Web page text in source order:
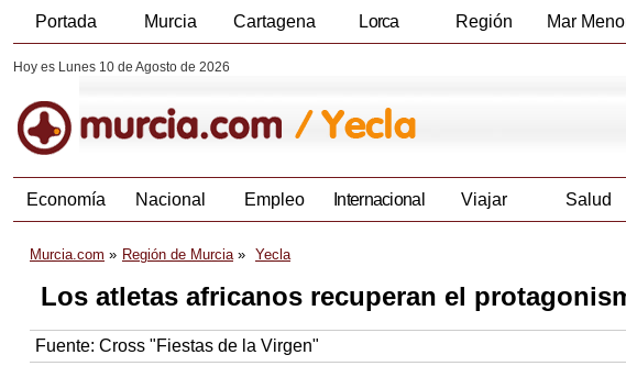
Portada Murcia Cartagena Lorca Región Mar
Hoy es Lunes 10 de Agosto de 2026
Economía Nacional Empleo Internacional Viajar Salud
Murcia.com Región de Murcia Yecla
Los atletas africanos recuperan el
Fuente: Cross "Fiestas de la Virgen"